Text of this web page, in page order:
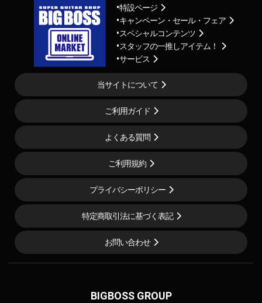
特設ページ
キャンペーン・セール・フェア
スペシャルコンテンツ
スタッフの一推しアイテム！
サービス
当サイトについて
ご利用ガイド
よくある質問
ご利用規約
プライバシーポリシー
特定商取引法に基づく表記
お問い合わせ
BIGBOSS GROUP